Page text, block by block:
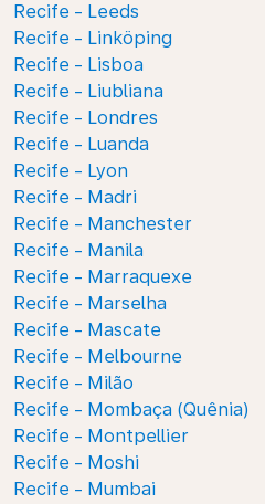
Recife - Leeds
Recife - Linköping
Recife - Lisboa
Recife - Liubliana
Recife - Londres
Recife - Luanda
Recife - Lyon
Recife - Madri
Recife - Manchester
Recife - Manila
Recife - Marraquexe
Recife - Marselha
Recife - Mascate
Recife - Melbourne
Recife - Milão
Recife - Mombaça (Quênia)
Recife - Montpellier
Recife - Moshi
Recife - Mumbai